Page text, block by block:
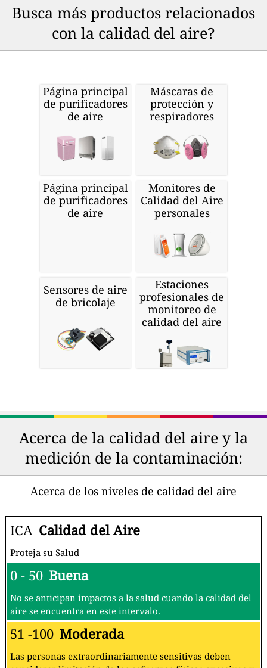
Busca más productos relacionados
con la calidad del aire?
Página principal
de purificadores
de aire
Máscaras de
protección y
respiradores
Página principal
de purificadores
de aire
Monitores de
Calidad del Aire
personales
Sensores de aire
de bricolaje
Estaciones
profesionales de
monitoreo de
calidad del aire
Acerca de la calidad del aire y la
medición de la contaminación:
Acerca de los niveles de calidad del aire
ICA Calidad del Aire
Proteja su Salud
0 - 50 Buena
No se anticipan impactos a la salud cuando la calidad del
aire se encuentra en este intervalo.
51 -100 Moderada
Las personas extraordinariamente sensitivas deben